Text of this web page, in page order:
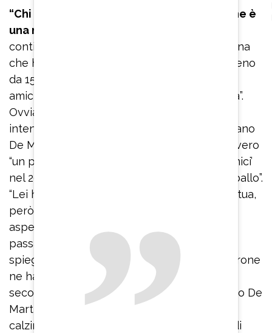
“Chi ti manda a chiamare è una persona che è
una nostra conoscenza in comune
continuato Vincenzo De Lucia – È una persona
che ha intrecciato la sua vita con te più o meno
da 15 anni fra trasmissioni televisive, amore,
amicizia e una stima professionale reciproca”.
Ovviamente si trattava di Emma Marrone
intenzionata a restituire all’ex fidanzato Stefano
De Martino qualcosa di molto personale, ovvero
“un paio di calzini lasciati nel camerino di ‘Amici’
nel 2009 dopo una lunghissima sessione di ballo”.
“Lei ha pensato tante volte di venire a casa tua,
però per discrezione non l’ha fatto perché
aspettava sempre che tu fossi single. Son
passati 15 anni e non è ancora successo”, ha
spiegato la finta Maria De Filippi. Emma Marrone
ne ha approfittato per smentire il gossip
secondo cui si sarebbe riavvicinata a Stefano De
Martino: “L’unica cosa che torna è un paio di
calzini. State sereni, non c’è nessun ritorno di